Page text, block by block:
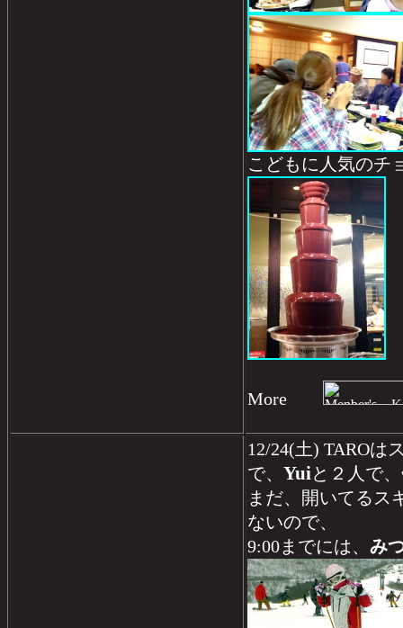
こどもに人気のチ
More
12/24(土) TAROは
で、 Yuiと２人で
まだ、開いてるス
ないので、
9:00までには、 み